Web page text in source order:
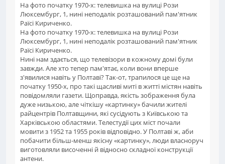
На фото початку 1970-х: телевишка на вулиці Рози
Люксембург, 1, нині неподалік розташований пам'ятник
Раїсі Кириченко.
На фото початку 1970-х: телевишка на вулиці Рози
Люксембург, 1, нині неподалік розташований пам'ятник
Раїсі Кириченко.
Нині нам здається, що телевізори в кожному домі були
завжди. Але хто тепер пам'ятає, коли вони вперше
з'явилися навіть у Полтаві? Так-от, трапилося це ще на
початку 1950-х, про такі щасливі миті в житті містян навіть
повідомляли газети. Щоправда, якість зображення була
дуже низькою, але чіткішу «картинку» бачили жителі
райцентрів Полтавщини, які сусідують з Київською та
Харківською областями. Телестудії цих міст почали
мовити з 1952 та 1955 років відповідно. У Полтаві ж, аби
побачити більш-менш якісну «картинку», люди власноруч
виготовляли височенні й відносно складної конструкції
антени.